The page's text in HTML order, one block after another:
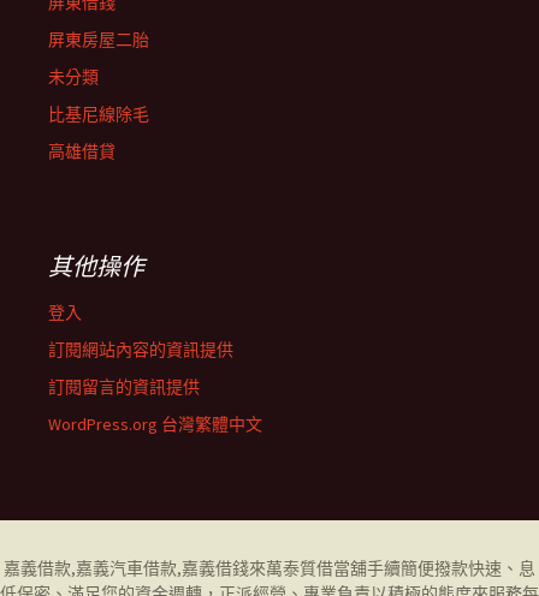
屏東房屋二胎
未分類
比基尼線除毛
高雄借貸
其他操作
登入
訂閱網站內容的資訊提供
訂閱留言的資訊提供
WordPress.org 台灣繁體中文
嘉義借款,嘉義汽車借款,嘉義借錢來萬泰質借當舖手續簡便撥款快速、息